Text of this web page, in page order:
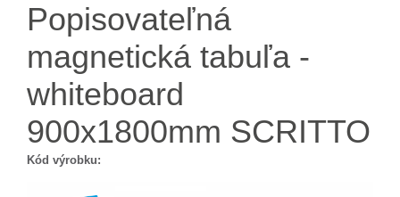
Popisovateľná
magnetická tabuľa -
whiteboard
900x1800mm SCRITTO
Kód výrobku: